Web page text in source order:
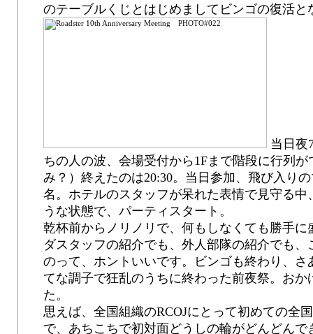
のテーブルくじとはじめましてビンゴの復活と
当日夜
ちの人の波、会場受付から1Fまで階段に行列
み？）終えたのは20:30。当日参加、飛び入り
名。ホテルのスタッフが呆れた表情で見守る
うな状態で、パーティスタート。
乾杯前からノリノリで、何もしなくても勝手
ダスタッフの紹介でも、外人部隊の紹介でも
のって、ホントいいです。ビンゴも終わり、
てな調子で狂乱のうちに終わった前夜祭。お
た。
思えば、全国組織のRCOJにとって初めての全
で、あちこちで初対面どうしの輪がどんどん